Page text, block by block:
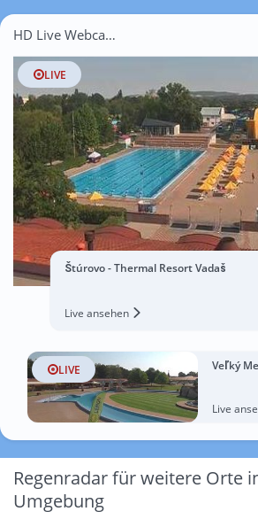
HD Live Webcams Kúriadűlő
LIVE
Štúrovo - Thermal Resort Vadaš
Live ansehen
LIVE Veľký
Live
Regenradar für weitere Orte
Umgebung